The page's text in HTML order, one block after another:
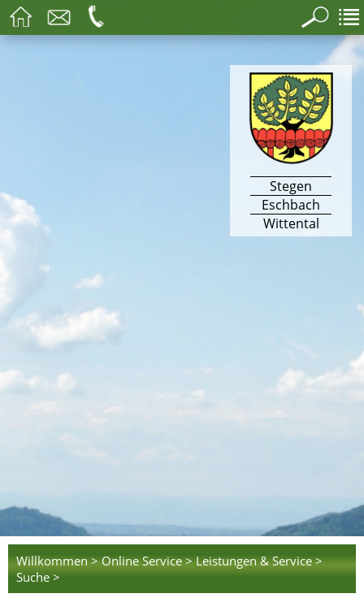
Stegen
Eschbach
Wittental
Willkommen > Online Service > Leistungen & Service >
Suche >